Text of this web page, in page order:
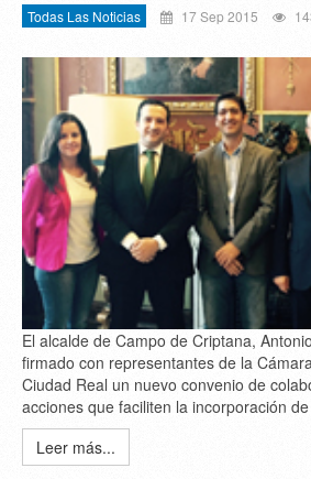
Todas Las Noticias 17 Sep 2015
El alcalde de Campo de Criptana,
firmado con representantes de la
Ciudad Real un nuevo convenio de
acciones que faciliten la incorporación
Leer más...